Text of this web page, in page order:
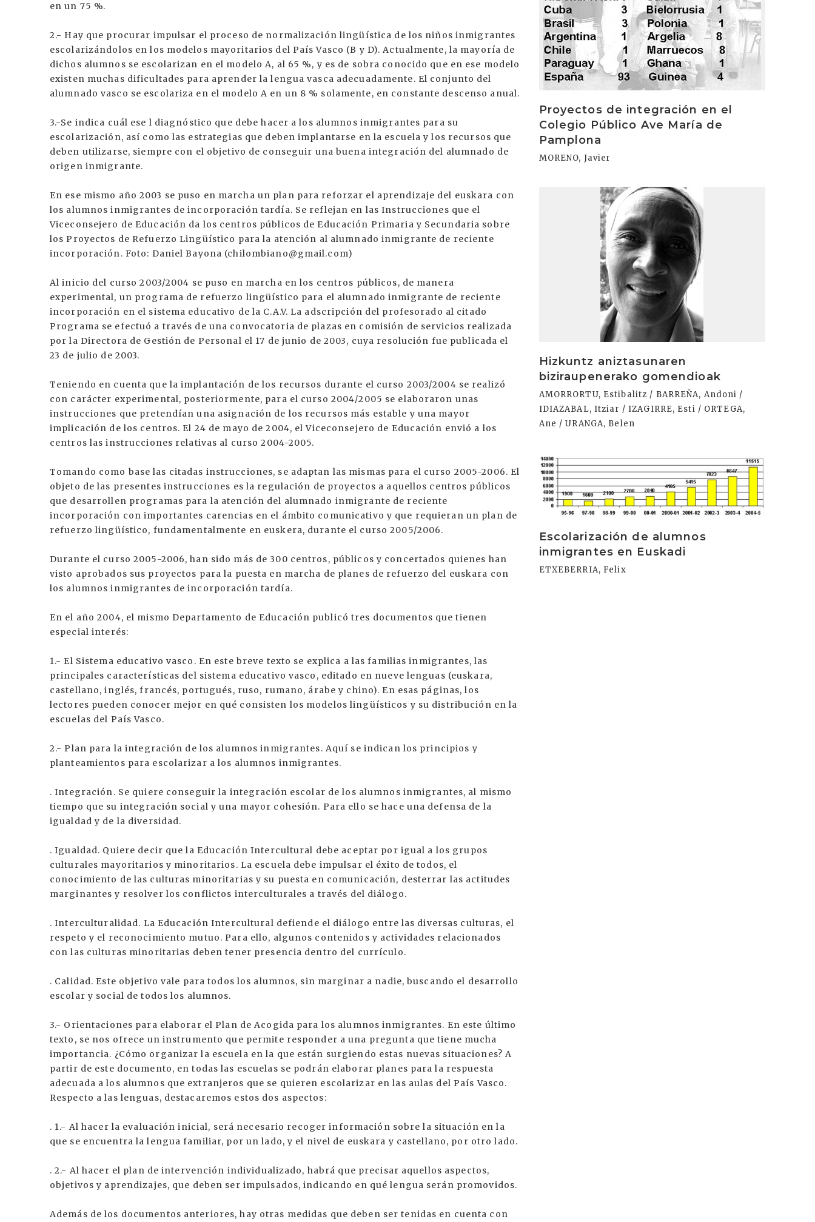
en un 75 %.
2.- Hay que procurar impulsar el proceso de normalización lingüística de los niños inmigrantes
escolarizándolos en los modelos mayoritarios del País Vasco (B y D). Actualmente, la mayoría de
dichos alumnos se escolarizan en el modelo A, al 65 %, y es de sobra conocido que en ese modelo
existen muchas dificultades para aprender la lengua vasca adecuadamente. El conjunto del
alumnado vasco se escolariza en el modelo A en un 8 % solamente, en constante descenso anual.
3.-Se indica cuál ese l diagnóstico que debe hacer a los alumnos inmigrantes para su
escolarización, así como las estrategias que deben implantarse en la escuela y los recursos que
deben utilizarse, siempre con el objetivo de conseguir una buena integración del alumnado de
origen inmigrante.
En ese mismo año 2003 se puso en marcha un plan para reforzar el aprendizaje del euskara con
los alumnos inmigrantes de incorporación tardía. Se reflejan en las Instrucciones que el
Viceconsejero de Educación da los centros públicos de Educación Primaria y Secundaria sobre
los Proyectos de Refuerzo Lingüístico para la atención al alumnado inmigrante de reciente
incorporación. Foto: Daniel Bayona (chilombiano@gmail.com)
Al inicio del curso 2003/2004 se puso en marcha en los centros públicos, de manera
experimental, un programa de refuerzo lingüístico para el alumnado inmigrante de reciente
incorporación en el sistema educativo de la C.A.V. La adscripción del profesorado al citado
Programa se efectuó a través de una convocatoria de plazas en comisión de servicios realizada
por la Directora de Gestión de Personal el 17 de junio de 2003, cuya resolución fue publicada el
23 de julio de 2003.
Teniendo en cuenta que la implantación de los recursos durante el curso 2003/2004 se realizó
con carácter experimental, posteriormente, para el curso 2004/2005 se elaboraron unas
instrucciones que pretendían una asignación de los recursos más estable y una mayor
implicación de los centros. El 24 de mayo de 2004, el Viceconsejero de Educación envió a los
centros las instrucciones relativas al curso 2004-2005.
Tomando como base las citadas instrucciones, se adaptan las mismas para el curso 2005-2006. El
objeto de las presentes instrucciones es la regulación de proyectos a aquellos centros públicos
que desarrollen programas para la atención del alumnado inmigrante de reciente
incorporación con importantes carencias en el ámbito comunicativo y que requieran un plan de
refuerzo lingüístico, fundamentalmente en euskera, durante el curso 2005/2006.
Durante el curso 2005-2006, han sido más de 300 centros, públicos y concertados quienes han
visto aprobados sus proyectos para la puesta en marcha de planes de refuerzo del euskara con
los alumnos inmigrantes de incorporación tardía.
En el año 2004, el mismo Departamento de Educación publicó tres documentos que tienen
especial interés:
1.- El Sistema educativo vasco. En este breve texto se explica a las familias inmigrantes, las
principales características del sistema educativo vasco, editado en nueve lenguas (euskara,
castellano, inglés, francés, portugués, ruso, rumano, árabe y chino). En esas páginas, los
lectores pueden conocer mejor en qué consisten los modelos lingüísticos y su distribución en la
escuelas del País Vasco.
2.- Plan para la integración de los alumnos inmigrantes. Aquí se indican los principios y
planteamientos para escolarizar a los alumnos inmigrantes.
. Integración. Se quiere conseguir la integración escolar de los alumnos inmigrantes, al mismo
tiempo que su integración social y una mayor cohesión. Para ello se hace una defensa de la
igualdad y de la diversidad.
. Igualdad. Quiere decir que la Educación Intercultural debe aceptar por igual a los grupos
culturales mayoritarios y minoritarios. La escuela debe impulsar el éxito de todos, el
conocimiento de las culturas minoritarias y su puesta en comunicación, desterrar las actitudes
marginantes y resolver los conflictos interculturales a través del diálogo.
. Interculturalidad. La Educación Intercultural defiende el diálogo entre las diversas culturas, el
respeto y el reconocimiento mutuo. Para ello, algunos contenidos y actividades relacionados
con las culturas minoritarias deben tener presencia dentro del currículo.
. Calidad. Este objetivo vale para todos los alumnos, sin marginar a nadie, buscando el desarrollo
escolar y social de todos los alumnos.
3.- Orientaciones para elaborar el Plan de Acogida para los alumnos inmigrantes. En este último
texto, se nos ofrece un instrumento que permite responder a una pregunta que tiene mucha
importancia. ¿Cómo organizar la escuela en la que están surgiendo estas nuevas situaciones? A
partir de este documento, en todas las escuelas se podrán elaborar planes para la respuesta
adecuada a los alumnos que extranjeros que se quieren escolarizar en las aulas del País Vasco.
Respecto a las lenguas, destacaremos estos dos aspectos:
. 1.- Al hacer la evaluación inicial, será necesario recoger información sobre la situación en la
que se encuentra la lengua familiar, por un lado, y el nivel de euskara y castellano, por otro lado.
. 2.- Al hacer el plan de intervención individualizado, habrá que precisar aquellos aspectos,
objetivos y aprendizajes, que deben ser impulsados, indicando en qué lengua serán promovidos.
Además de los documentos anteriores, hay otras medidas que deben ser tenidas en cuenta con
Proyectos de integración en el
Colegio Público Ave María de
Pamplona
MORENO, Javier
Hizkuntz aniztasunaren
biziraupenerako gomendioak
AMORRORTU, Estibalitz / BARREÑA, Andoni /
IDIAZABAL, Itziar / IZAGIRRE, Esti / ORTEGA,
Ane / URANGA, Belen
Escolarización de alumnos
inmigrantes en Euskadi
ETXEBERRIA, Felix
Irakurri